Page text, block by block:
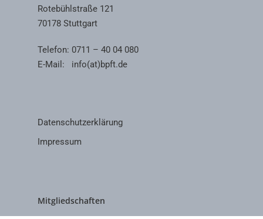
Rotebühlstraße 121
70178 Stuttgart
Telefon: 0711 – 40 04 080
E-Mail: info(at)bpft.de
Datenschutzerklärung
Impressum
Mitgliedschaften